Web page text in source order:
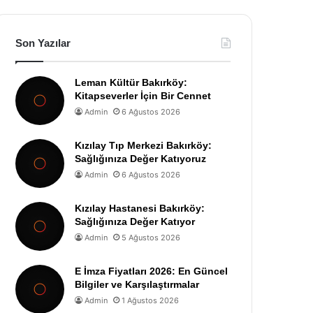
Son Yazılar
Leman Kültür Bakırköy:
Kitapseverler İçin Bir Cennet
Admin 6 Ağustos 2026
Kızılay Tıp Merkezi Bakırköy:
Sağlığınıza Değer Katıyoruz
Admin 6 Ağustos 2026
Kızılay Hastanesi Bakırköy:
Sağlığınıza Değer Katıyor
Admin 5 Ağustos 2026
E İmza Fiyatları 2026: En Güncel
Bilgiler ve Karşılaştırmalar
Admin 1 Ağustos 2026